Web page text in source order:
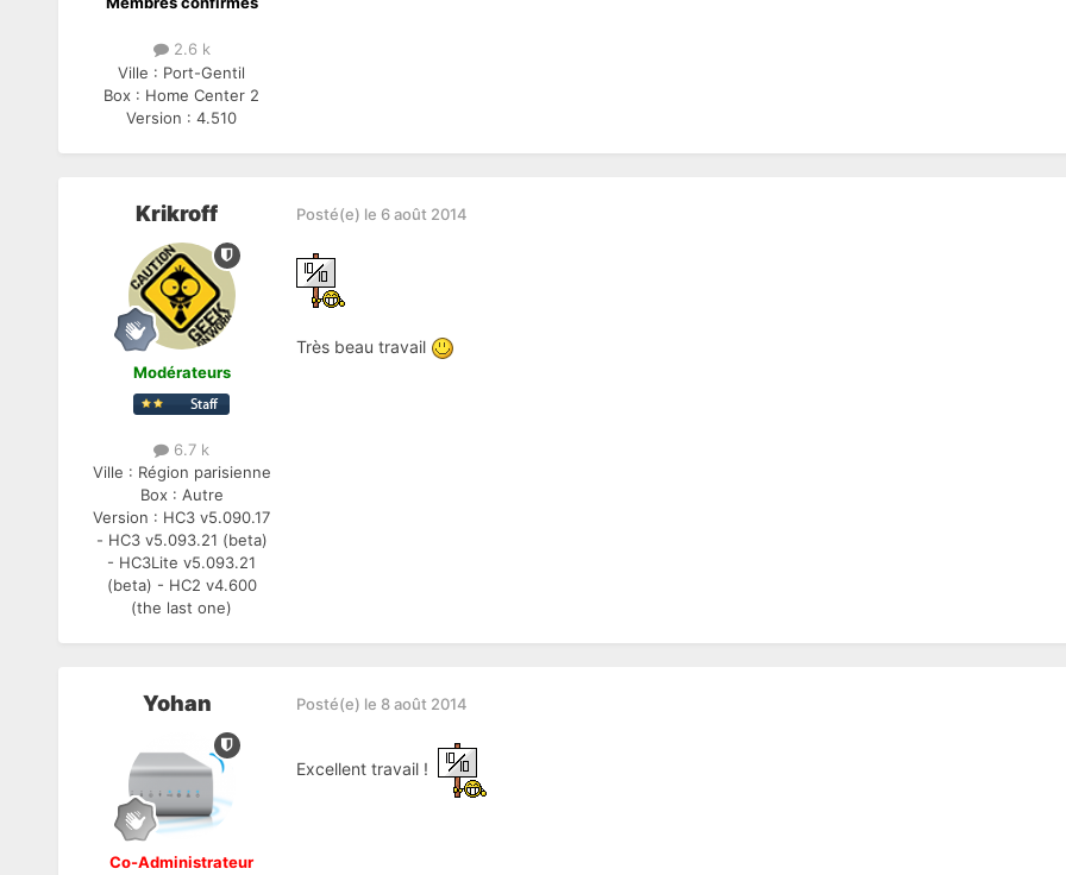
2.6 k
Ville : Port-Gentil
Box : Home Center 2
Version :4.510
Krikroff
Modérateurs
6.7 k
Ville : Région parisienne
Box : Autre
Version : HC3 v5.090.17
- HC3 v5.093.21 (beta)
- HC3Lite v5.093.21
(beta) - HC2 v4.600
(the last one)
Posté(e) le 6 août 2014
Très beau travail
Yohan
Co-Administrateur
Posté(e) le 8 août 2014
Excellent travail !